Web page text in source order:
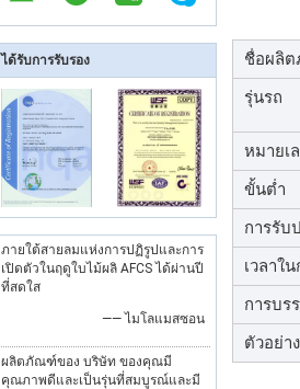
ได้รับการรับรอง
ภายใต้สายลมแห่งการปฏิรูปและการ
เปิดตัวในฤดูใบไม้ผลิ AFCS ได้ผ่านปี
ที่สดใส
—— ไมโลแมสซอน
ผลิตภัณฑ์ของ บริษัท ของคุณมี
คุณภาพดีและเป็นรุ่นที่สมบูรณ์และมี
ชื่อผลิ
รุ่นรถ
หมายเ
ขั้นต่ำ
การรับ
เวลาใ
การบร
ตัวอย่าง